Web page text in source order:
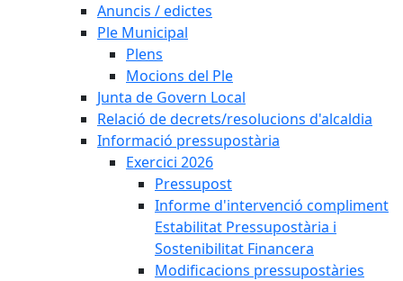
Anuncis / edictes
Ple Municipal
Plens
Mocions del Ple
Junta de Govern Local
Relació de decrets/resolucions d'alcaldia
Informació pressupostària
Exercici 2026
Pressupost
Informe d'intervenció compliment
Estabilitat Pressupostària i
Sostenibilitat Financera
Modificacions pressupostàries